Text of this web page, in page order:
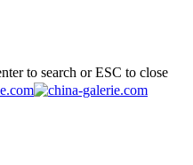
to search or ESC to close